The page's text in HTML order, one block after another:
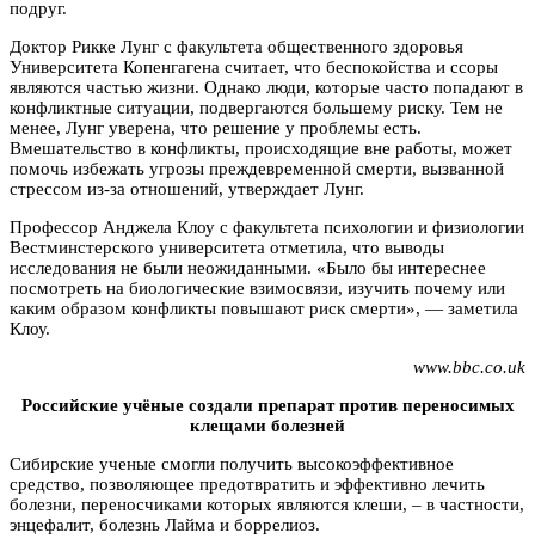
подруг.
Доктор Рикке Лунг с факультета общественного здоровья
Университета Копенгагена считает, что беспокойства и ссоры
являются частью жизни. Однако люди, которые часто попадают в
конфликтные ситуации, подвергаются большему риску. Тем не
менее, Лунг уверена, что решение у проблемы есть.
Вмешательство в конфликты, происходящие вне работы, может
помочь избежать угрозы преждевременной смерти, вызванной
стрессом из-за отношений, утверждает Лунг.
Профессор Анджела Клоу с факультета психологии и физиологии
Вестминстерского университета отметила, что выводы
исследования не были неожиданными. «Было бы интереснее
посмотреть на биологические взимосвязи, изучить почему или
каким образом конфликты повышают риск смерти», — заметила
Клоу.
www.bbc.co.uk
Российские учёные создали препарат против переносимых
клещами болезней
Сибирские ученые смогли получить высокоэффективное
средство, позволяющее предотвратить и эффективно лечить
болезни, переносчиками которых являются клеши, – в частности,
энцефалит, болезнь Лайма и боррелиоз.